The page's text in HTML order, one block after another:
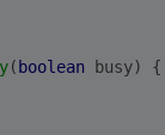
( boolean busy)
{